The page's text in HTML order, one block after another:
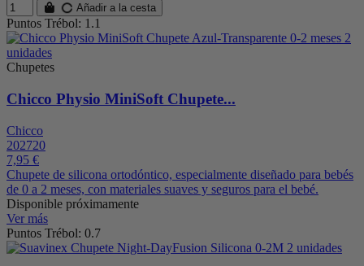
Añadir a la cesta
Puntos Trébol: 1.1
Chupetes
Chicco Physio MiniSoft Chupete...
Chicco
202720
7,95 €
Chupete de silicona ortodóntico, especialmente diseñado para bebés
de 0 a 2 meses, con materiales suaves y seguros para el bebé.
Disponible próximamente
Ver más
Puntos Trébol: 0.7